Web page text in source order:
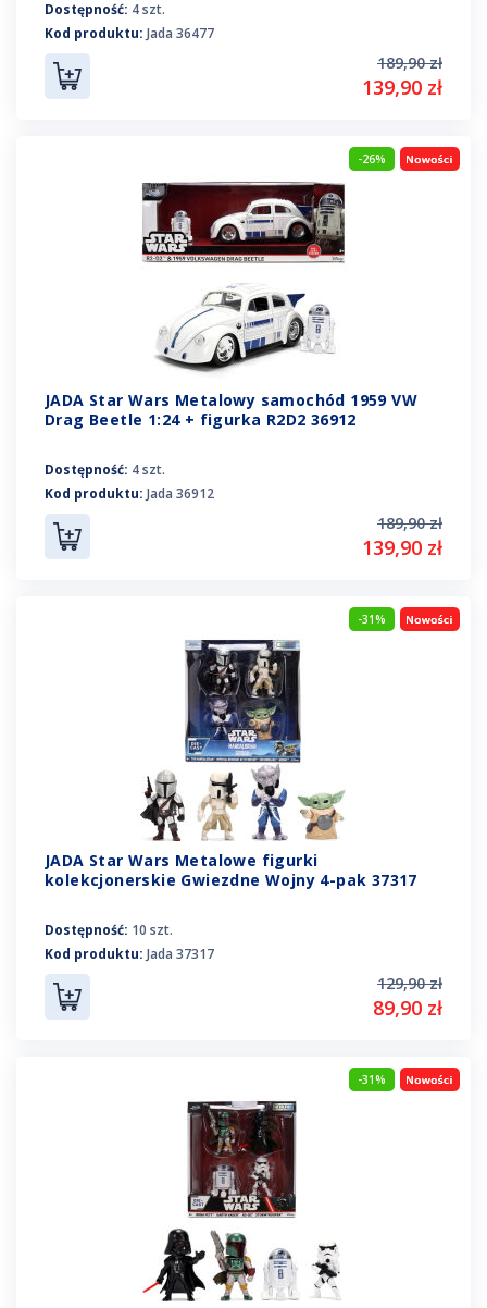
Dostępność: 4 szt.
Kod produktu: Jada 36477
189,90 zł
139,90 zł
-26%
JADA Star Wars Metalowy samochód 1959 VW
Drag Beetle 1:24 + figurka R2D2 36912
Dostępność: 4 szt.
Kod produktu: Jada 36912
189,90 zł
139,90 zł
-31%
JADA Star Wars Metalowe figurki
kolekcjonerskie Gwiezdne Wojny 4-pak 37317
Dostępność: 10 szt.
Kod produktu: Jada 37317
129,90 zł
89,90 zł
-31%